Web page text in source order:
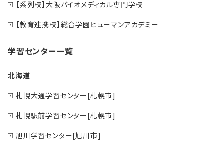
【系列校】大阪バイオメディカル専門学校
【教育連携校】総合学園ヒューマンアカデミー
学習センター一覧
北海道
札幌大通学習センター[札幌市]
札幌駅前学習センター[札幌市]
旭川学習センター[旭川市]